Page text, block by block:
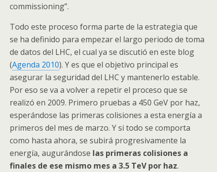
commissioning”.
Todo este proceso forma parte de la estrategia que
se ha definido para empezar el largo periodo de toma
de datos del LHC, el cual ya se discutió en este blog
(Agenda 2010). Y es que el objetivo principal es
asegurar la seguridad del LHC y mantenerlo estable.
Por eso se va a volver a repetir el proceso que se
realizó en 2009. Primero pruebas a 450 GeV por haz,
esperándose las primeras colisiones a esta energía a
primeros del mes de marzo. Y si todo se comporta
como hasta ahora, se subirá progresivamente la
energía, augurándose las primeras colisiones a
finales de ese mismo mes a 3.5 TeVpor haz.